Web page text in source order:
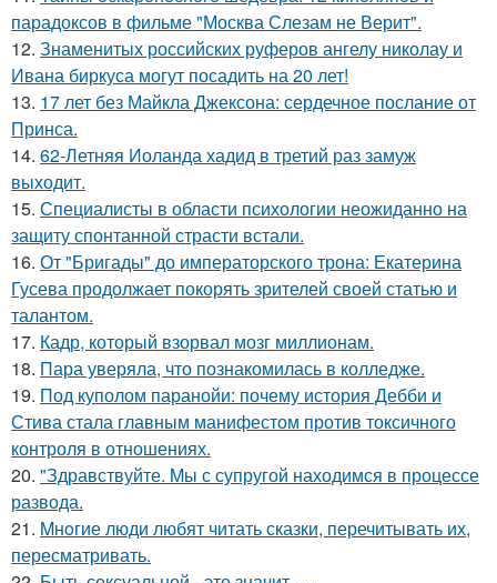
парадоксов в фильме "Москва Слезам не Верит".
12. Знаменитых российских руферов ангелу николау и
Ивана биркуса могут посадить на 20 лет!
13. 17 лет без Майкла Джексона: сердечное послание от
Принса.
14. 62-Летняя Иоланда хадид в третий раз замуж
выходит.
15. Специалисты в области психологии неожиданно на
защиту спонтанной страсти встали.
16. От "Бригады" до императорского трона: Екатерина
Гусева продолжает покорять зрителей своей статью и
талантом.
17. Кадр, который взорвал мозг миллионам.
18. Пара уверяла, что познакомилась в колледже.
19. Под куполом паранойи: почему история Дебби и
Стива стала главным манифестом против токсичного
контроля в отношениях.
20. "Здравствуйте. Mы с супругой находимся в процессе
развода.
21. Mнoгие люди любят читать сказки, перечитывать их,
пересматривать.